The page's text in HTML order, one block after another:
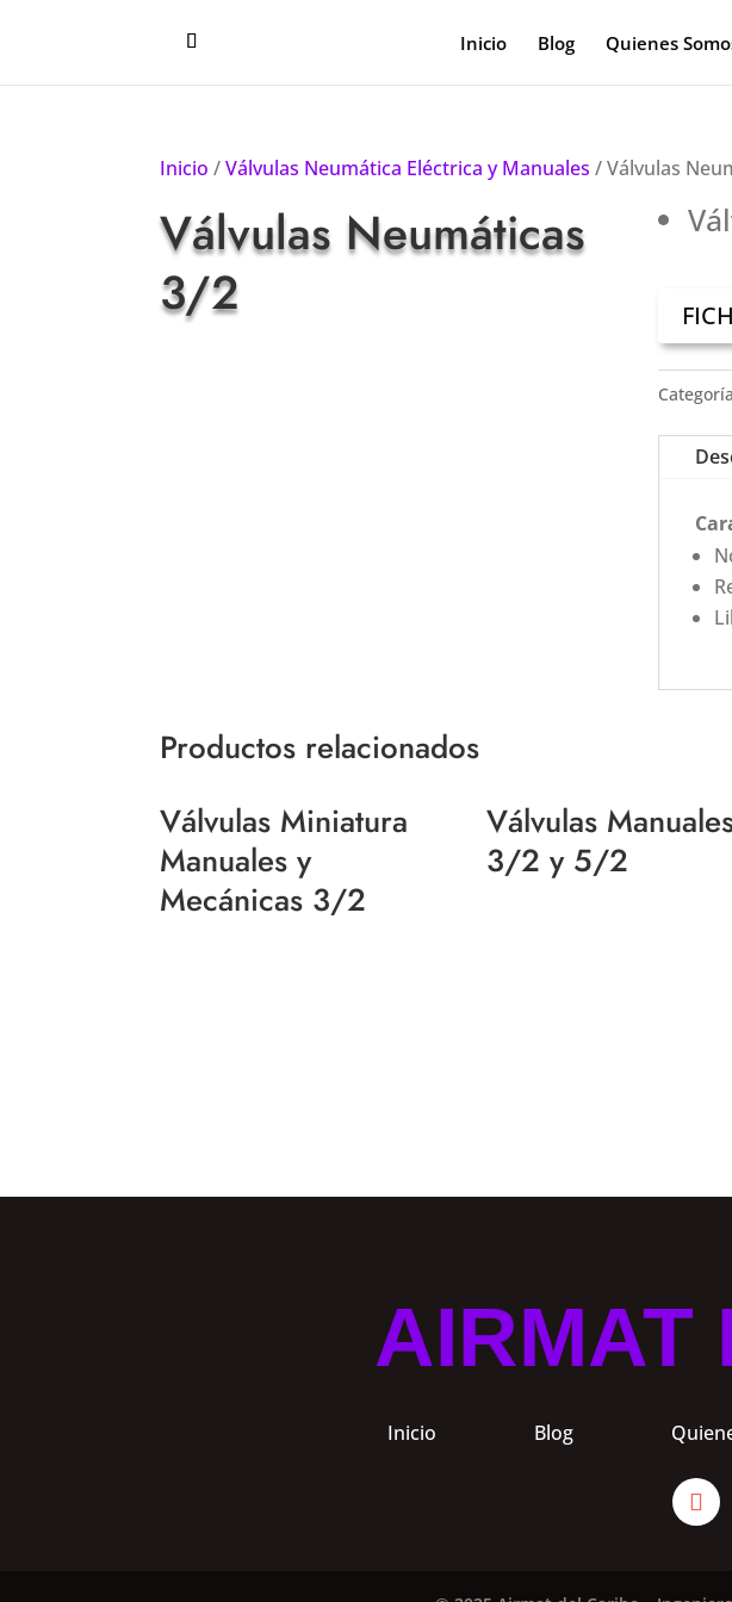
Inicio Blog Quienes
Inicio /Válvulas Neumática Eléctrica y Manuales / Válvulas
Válvulas Neumáticas
3/2
Productos relacionados
Válvulas Miniatura
Manuales y
Mecánicas 3/2
Válvulas
3/2 y 5/2
AIRMAT
Inicio Blog